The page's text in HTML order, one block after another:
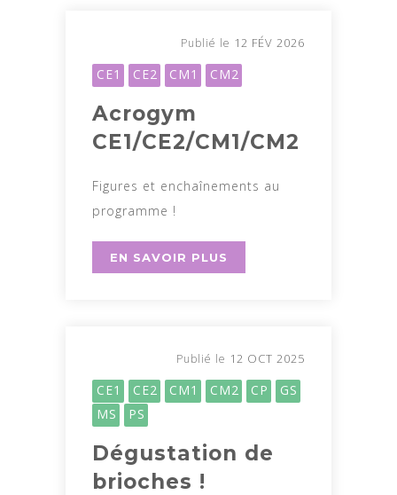
Publié le 12 FÉV 2026
CE1 CE2 CM1 CM2
Acrogym
CE1/CE2/CM1/CM2
Figures et enchaînements au
programme !
EN SAVOIR PLUS
Publié le 12 OCT 2025
CE1 CE2 CM1 CM2 CP
GS
MS
PS
Dégustation de
brioches !